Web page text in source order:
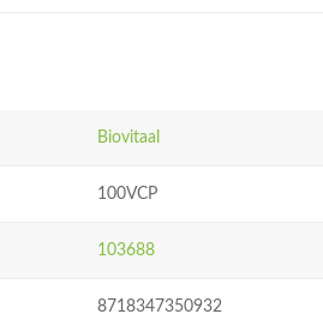
Biovitaal
100VCP
103688
8718347350932